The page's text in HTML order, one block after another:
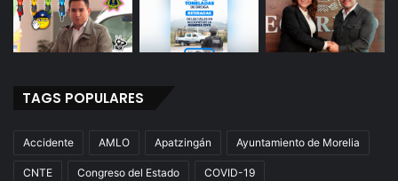
TAGS POPULARES
Accidente AMLO Apatzingán Ayuntamiento de Morelia
CNTE Congreso del Estado COVID-19